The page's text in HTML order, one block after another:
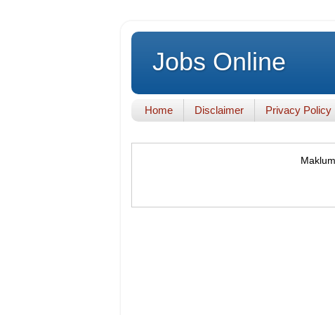
Jobs Online
Home Disclaimer Privacy Policy